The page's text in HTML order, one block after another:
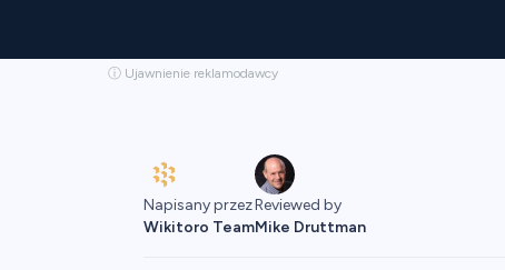
ⓘ Ujawnienie reklamodawcy
Napisany przez
Wikitoro Team
Reviewed by
Mike Druttman